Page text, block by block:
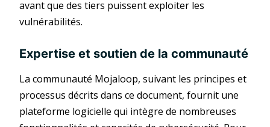
avant que des tiers puissent exploiter les
vulnérabilités.
Expertise et soutien de la communauté
La communauté Mojaloop, suivant les principes et
processus décrits dans ce document, fournit une
plateforme logicielle qui intègre de nombreuses